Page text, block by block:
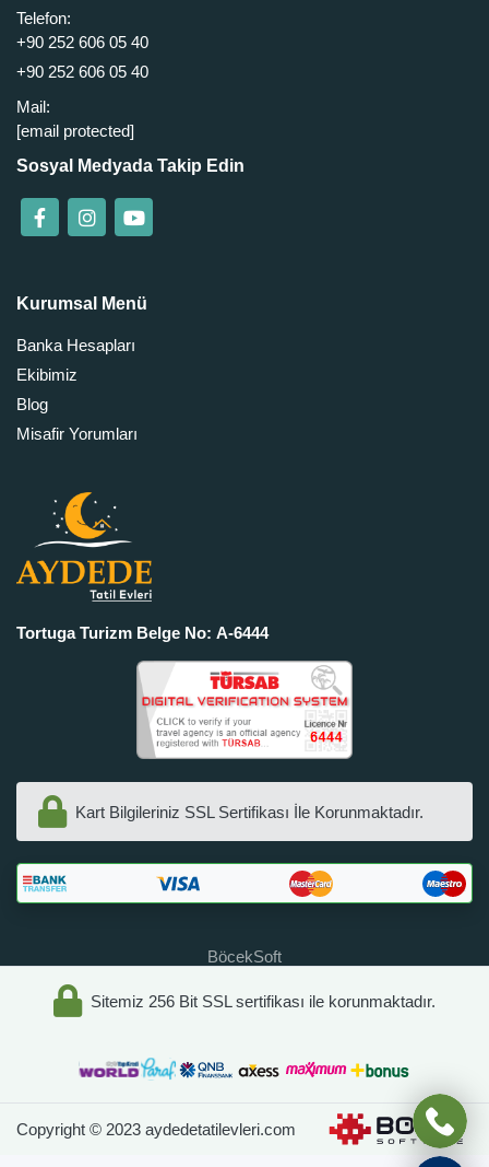
Telefon:
+90 252 606 05 40
+90 252 606 05 40
Mail:
[email protected]
Sosyal Medyada Takip Edin
Kurumsal Menü
Banka Hesapları
Ekibimiz
Blog
Misafir Yorumları
Tortuga Turizm Belge No: A-6444
Kart Bilgileriniz SSL Sertifikası İle Korunmaktadır.
BöcekSoft
Sitemiz 256 Bit SSL sertifikası ile korunmaktadır.
Copyright © 2023 aydedetatilevleri.com